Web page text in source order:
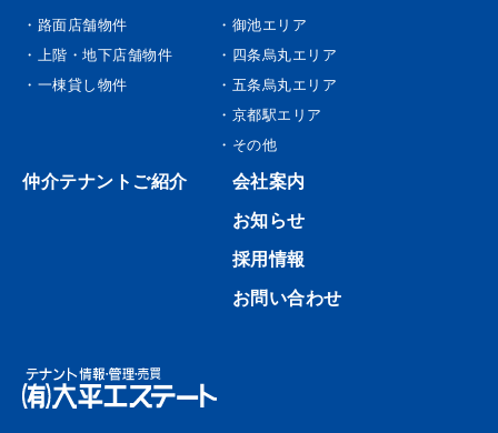
・路面店舗物件
・上階・地下店舗物件
・一棟貸し物件
・御池エリア
・四条烏丸エリア
・五条烏丸エリア
・京都駅エリア
・その他
仲介テナントご紹介
会社案内
お知らせ
採用情報
お問い合わせ